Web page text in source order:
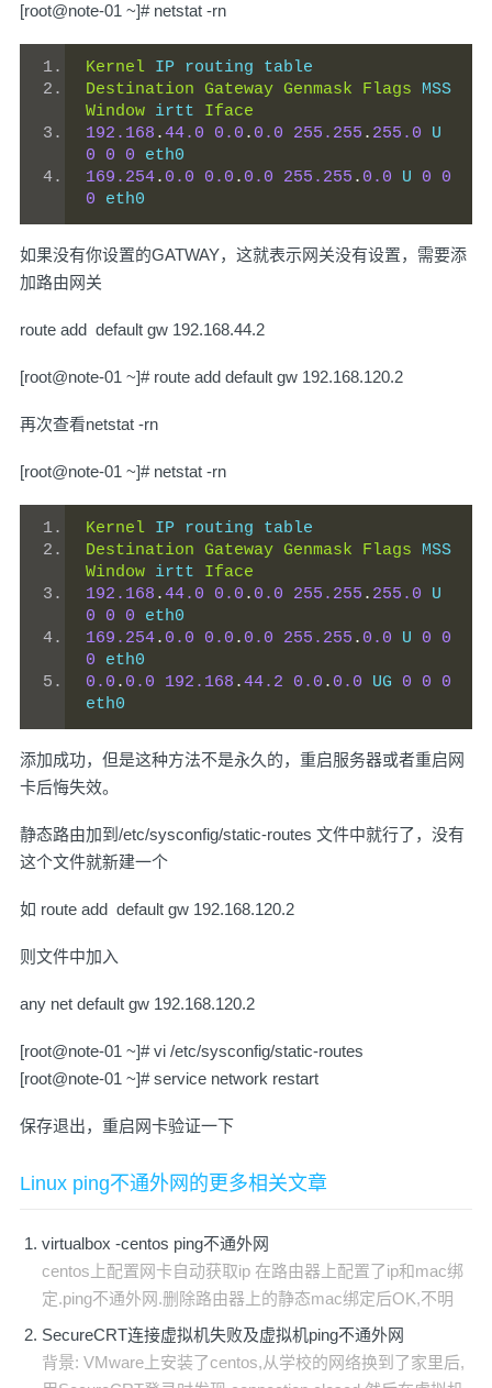
[root@note-01 ~]# netstat -rn
Kernel IP routing table
Destination Gateway Genmask Flags
Window irtt Iface
192.168 .44.0 0.0 . 0.0 255.255 . 255.0
0
0 0 eth0
169.254. 0.0 0.0 . 0.0 255.255 . 0.0 U 0
0
0 eth0
如果没有你设置的GATWAY，这就表示网关没有设置，需要添
加路由网关
route add default gw 192.168.44.2
[root@note-01 ~]# route add default gw 192.168.120.2
再次查看netstat -rn
[root@note-01 ~]# netstat -rn
Kernel IP routing table
Destination Gateway Genmask Flags
Window irtt Iface
192.168 .44.0 0.0 . 0.0 255.255 . 255.0
0
0 0 eth0
169.254. 0.0 0.0 . 0.0 255.255 . 0.0 U 0
0
0 eth0
0.0 . 0.0 192.168 .44.2 0.0 . 0.0 UG 0 0
0
eth0
添加成功，但是这种方法不是永久的，重启服务器或者重启网
卡后悔失效。
静态路由加到/etc/sysconfig/static-routes 文件中就行了，没有
这个文件就新建一个
如 route add default gw 192.168.120.2
则文件中加入
any net default gw 192.168.120.2
[root@note-01 ~]# vi /etc/sysconfig/static-routes
[root@note-01 ~]# service network restart
保存退出，重启网卡验证一下
Linux ping不通外网的更多相关文章
virtualbox -centos ping不通外网
centos上配置网卡自动获取ip 在路由器上配置了ip和mac绑
定.ping不通外网.删除路由器上的静态mac绑定后OK,不明
SecureCRT连接虚拟机失败及虚拟机ping不通外网
背景: VMware上安装了centos,从学校的网络换到了家里后,